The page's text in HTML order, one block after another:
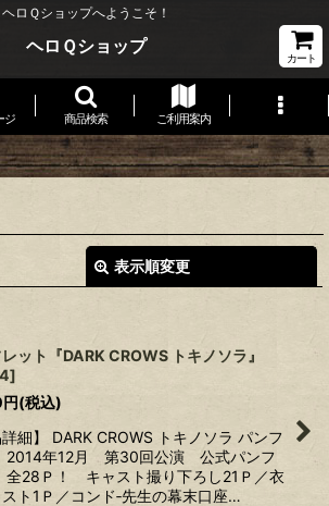
ヘロＱショップへようこそ！
ヘロＱショップ
カート
ジ 商品検索 ご利用案内
表示順変更
絞り込む
ット『DARK CROWS トキノソラ』
]
円(税込)
詳細】 DARK CROWS トキノソラ パンフ
2014年12月 第30回公演 公式パンフ
全28Ｐ！ キャスト撮り下ろし21Ｐ／衣
ト1Ｐ／コンド‐先生の幕末口座…